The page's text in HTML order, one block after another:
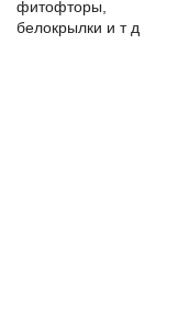
фитофторы,
белокрылки и т д